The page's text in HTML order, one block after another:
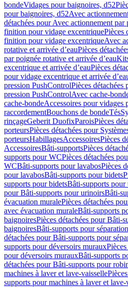
bondeVidages pour baignoires, d52
pour baignoires, d52Avec
détachées pour Avec actionnement par
finition pour vidage excentriquePièces
finition pour vidage excentriqueAvec
rotative et arrivée d’eauPièces
par poignée rotative et arrivée d’eau
excentrique et arrivée d’eauPièces
pour vidage excentrique et arrivée
pression PushControlPièces
pression PushControlAvec cache-
cache-bondeAccessoires pour vidages
raccordementBouchons de bondeTés
rinçageGeberit DuofixParoisPièces
porteursPièces détachées pour
porteursHabillagesAccessoiresPièces
AccessoiresBâti-supportsPièces
supports pour WCPièces détachées
WCBâti-supports pour lavabosPièces
pour lavabosBâti-supports pour bidets
supports pour bidetsBâti-supports pour
pour Bâti-supports pour urinoirsBâti-
évacuation muralePièces détachées
avec évacuation muraleBâti-supports
baignoiresPièces détachées pour Bâti-
baignoiresBâti-supports pour
détachées pour Bâti-supports pour
supports pour déversoirs muraux
pour déversoirs murauxBâti-supports
détachées pour Bâti-supports pour
machines à laver et lave-vaisselle
supports pour machines à laver et lave-